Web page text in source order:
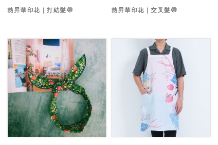
熱昇華印花｜打結髮帶 熱昇華印花｜交叉髮帶